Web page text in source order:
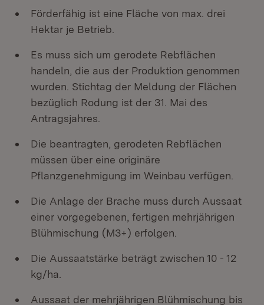
Förderfähig ist eine Fläche von max. drei
Hektar je Betrieb.
Es muss sich um gerodete Rebflächen
handeln, die aus der Produktion genommen
wurden. Stichtag der Meldung der Flächen
bezüglich Rodung ist der 31. Mai des
Antragsjahres.
Die beantragten, gerodeten Rebflächen
müssen über eine originäre
Pflanzgenehmigung im Weinbau verfügen.
Die Anlage der Brache muss durch Aussaat
einer vorgegebenen, fertigen mehrjährigen
Blühmischung (M3+) erfolgen.
Die Aussaatstärke beträgt zwischen 10 - 12
kg/ha.
Aussaat der mehrjährigen Blühmischung bis